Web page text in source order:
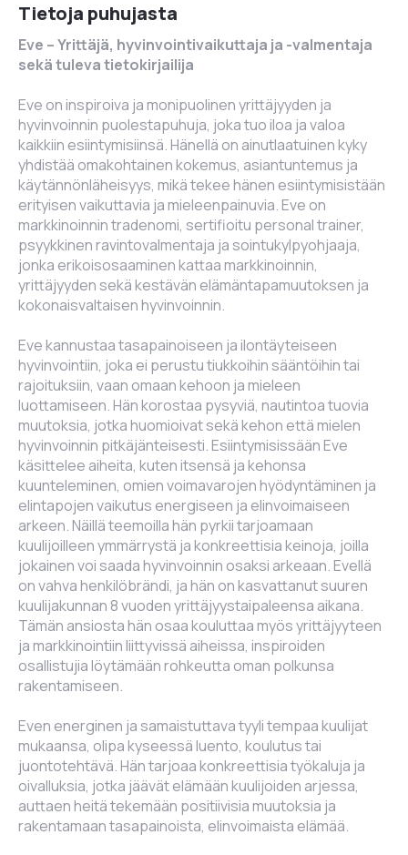
Tietoja puhujasta
Eve – Yrittäjä, hyvinvointivaikuttaja ja -valmentaja
sekä tuleva tietokirjailija
Eve on inspiroiva ja monipuolinen yrittäjyyden ja
hyvinvoinnin puolestapuhuja, joka tuo iloa ja valoa
kaikkiin esiintymisiinsä. Hänellä on ainutlaatuinen kyky
yhdistää omakohtainen kokemus, asiantuntemus ja
käytännönläheisyys, mikä tekee hänen esiintymisistään
erityisen vaikuttavia ja mieleenpainuvia. Eve on
markkinoinnin tradenomi, sertifioitu personal trainer,
psyykkinen ravintovalmentaja ja sointukylpyohjaaja,
jonka erikoisosaaminen kattaa markkinoinnin,
yrittäjyyden sekä kestävän elämäntapamuutoksen ja
kokonaisvaltaisen hyvinvoinnin.
Eve kannustaa tasapainoiseen ja ilontäyteiseen
hyvinvointiin, joka ei perustu tiukkoihin sääntöihin tai
rajoituksiin, vaan omaan kehoon ja mieleen
luottamiseen. Hän korostaa pysyviä, nautintoa tuovia
muutoksia, jotka huomioivat sekä kehon että mielen
hyvinvoinnin pitkäjänteisesti. Esiintymisissään Eve
käsittelee aiheita, kuten itsensä ja kehonsa
kuunteleminen, omien voimavarojen hyödyntäminen ja
elintapojen vaikutus energiseen ja elinvoimaiseen
arkeen. Näillä teemoilla hän pyrkii tarjoamaan
kuulijoilleen ymmärrystä ja konkreettisia keinoja, joilla
jokainen voi saada hyvinvoinnin osaksi arkeaan. Evellä
on vahva henkilöbrändi, ja hän on kasvattanut suuren
kuulijakunnan 8 vuoden yrittäjyystaipaleensa aikana.
Tämän ansiosta hän osaa kouluttaa myös yrittäjyyteen
ja markkinointiin liittyvissä aiheissa, inspiroiden
osallistujia löytämään rohkeutta oman polkunsa
rakentamiseen.
Even energinen ja samaistuttava tyyli tempaa kuulijat
mukaansa, olipa kyseessä luento, koulutus tai
juontotehtävä. Hän tarjoaa konkreettisia työkaluja ja
oivalluksia, jotka jäävät elämään kuulijoiden arjessa,
auttaen heitä tekemään positiivisia muutoksia ja
rakentamaan tasapainoista, elinvoimaista elämää.